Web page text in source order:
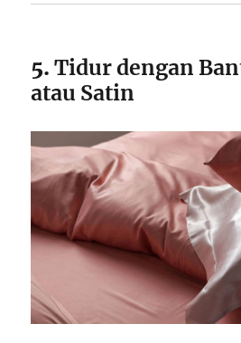
5.Tidur dengan
atau Satin